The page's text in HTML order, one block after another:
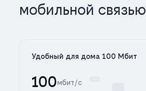
мобильной связью
Удобный для дома 100 Мбит
100мбит/с